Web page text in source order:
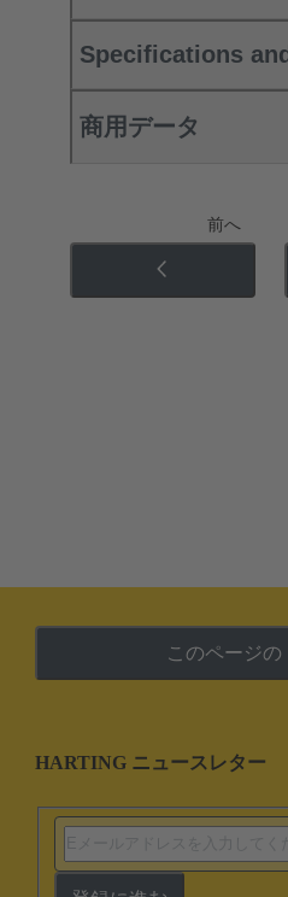
Specifications
商用データ
前へ
このページの
HARTING ニュースレター